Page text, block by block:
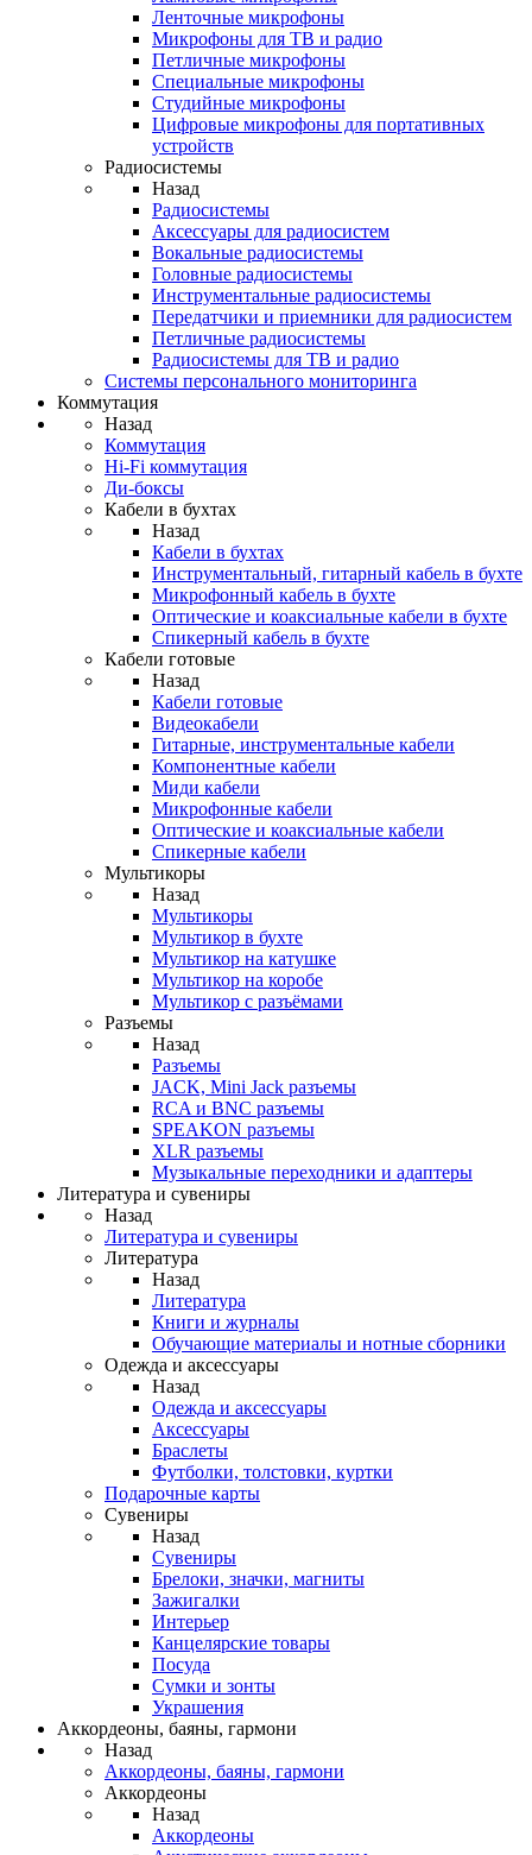
Ленточные микрофоны
Микрофоны для ТВ и радио
Петличные микрофоны
Специальные микрофоны
Студийные микрофоны
Цифровые микрофоны для портативных
устройств
Радиосистемы
Назад
Радиосистемы
Аксессуары для радиосистем
Вокальные радиосистемы
Головные радиосистемы
Инструментальные радиосистемы
Передатчики и приемники для радиосистем
Петличные радиосистемы
Радиосистемы для ТВ и радио
Системы персонального мониторинга
Коммутация
Назад
Коммутация
Hi-Fi коммутация
Ди-боксы
Кабели в бухтах
Назад
Кабели в бухтах
Инструментальный, гитарный кабель в бухте
Микрофонный кабель в бухте
Оптические и коаксиальные кабели в бухте
Спикерный кабель в бухте
Кабели готовые
Назад
Кабели готовые
Видеокабели
Гитарные, инструментальные кабели
Компонентные кабели
Миди кабели
Микрофонные кабели
Оптические и коаксиальные кабели
Спикерные кабели
Мультикоры
Назад
Мультикоры
Мультикор в бухте
Мультикор на катушке
Мультикор на коробе
Мультикор с разъёмами
Разъемы
Назад
Разъемы
JACK, Mini Jack разъемы
RCA и BNC разъемы
SPEAKON разъемы
XLR разъемы
Музыкальные переходники и адаптеры
Литература и сувениры
Назад
Литература и сувениры
Литература
Назад
Литература
Книги и журналы
Обучающие материалы и нотные сборники
Одежда и аксессуары
Назад
Одежда и аксессуары
Аксессуары
Браслеты
Футболки, толстовки, куртки
Подарочные карты
Сувениры
Назад
Сувениры
Брелоки, значки, магниты
Зажигалки
Интерьер
Канцелярские товары
Посуда
Сумки и зонты
Украшения
Аккордеоны, баяны, гармони
Назад
Аккордеоны, баяны, гармони
Аккордеоны
Назад
Аккордеоны